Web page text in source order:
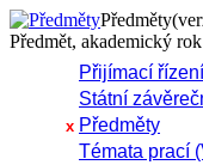
Předměty
Předmět, akademický
Přijímací řízení
Státní
x Předměty
Témata prací